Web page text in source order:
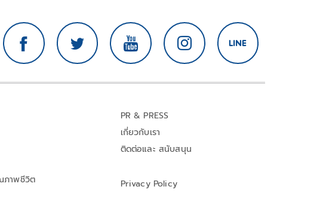
ภาพชีวิต
PR & PRESS
เกี่ยวกับเรา
ติดต่อและ สนับสนุน
Privacy Policy